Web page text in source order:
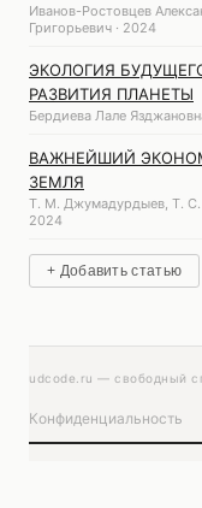
Иванов-Ростовцев
Григорьевич · 2024
ЭКОЛОГИЯ
РАЗВИТИЯ ПЛАНЕТЫ
Бердиева Лале
ВАЖНЕЙШИЙ
ЗЕМЛЯ
Т. М. Джумадурдыев, Т. С.
2024
+ Добавить статью
udcode.ru — свободный
Конфиденциальность